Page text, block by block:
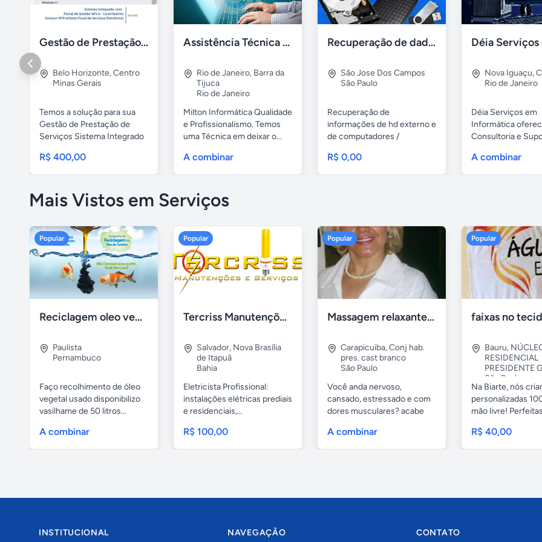
Gestão de Prestação de Serviços NFS-e Emissor Nacional
Belo Horizonte,Centro
Minas Gerais
Temos a solução para sua
Gestão de Prestação de
Serviços Sistema Integrado
R$ 400,00
Assistência Técnica Informática Imediata Barra da Tijuca
Rio de Janeiro, Barra da
Tijuca
Rio de Janeiro
Milton Informática Qualidade
e Profissionalismo. Temos
uma Técnica em deixar o...
A combinar
Recuperação de dados e informações de hd
São Jose Dos Campos
São Paulo
Recuperação de
informações de hd externo e
de computadores /
R$ 0,00
Nova Iguaçu,
Rio de Janeiro
Déia Serviços em
Informática
Consultoria e
A combinar
Mais Vistos em Serviços
Popular
Reciclagem oleo vegetal
Paulista
Pernambuco
Faço recolhimento de óleo
vegetal usado disponibilizo
vasilhame de 50 litros...
A combinar
Popular
Tercriss Manutenções e Serviços
Salvador, Nova Brasília
de Itapuã
Bahia
Eletricista Profissional:
instalações elétricas prediais
e residenciais,...
R$ 100,00
Popular
Massagem relaxante- terapeutica e depilação
Carapicuiba,Conj hab.
pres. cast branco
São Paulo
Você anda nervoso,
cansado, estressado e com
dores musculares? acabe
A combinar
Popular
Bauru,
RESIDENCIAL
PRESIDENTE
São Paulo
Na Biarte, nós
personalizadas
mão livre!
R$ 40,00
INSTITUCIONAL NAVEGAÇÃO CONTATO